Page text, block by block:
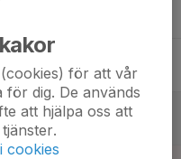
SM
för att vår
dig. De används
att hjälpa oss att
cookies